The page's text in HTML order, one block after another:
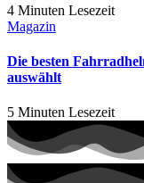
4 Minuten Lesezeit
Magazin
Die besten
auswählt
5 Minuten Lesezeit